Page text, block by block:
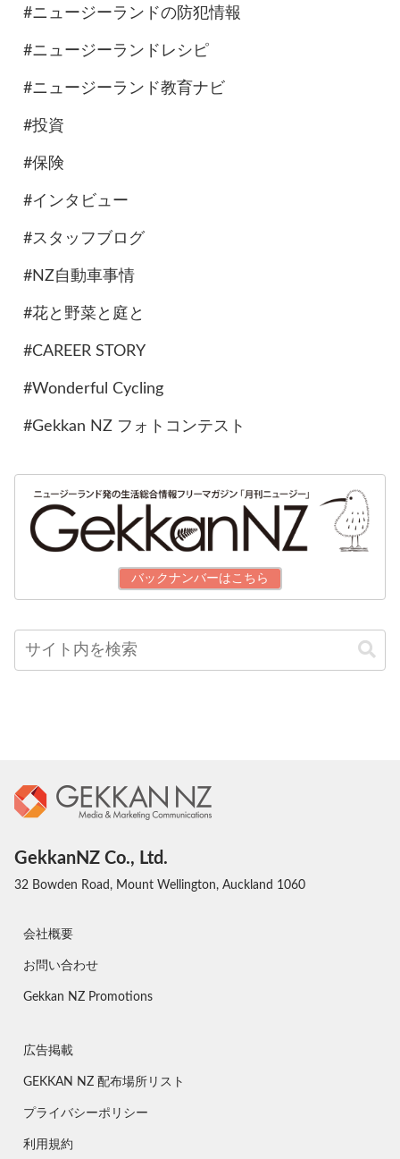
#ニュージーランドの防犯情報
#ニュージーランドレシピ
#ニュージーランド教育ナビ
#投資
#保険
#インタビュー
#スタッフブログ
#NZ自動車事情
#花と野菜と庭と
#CAREER STORY
#Wonderful Cycling
#Gekkan NZ フォトコンテスト
バックナンバーはこちら
GekkanNZ Co., Ltd.
32 Bowden Road, Mount Wellington, Auckland 1060
会社概要
お問い合わせ
Gekkan NZ Promotions
広告掲載
GEKKAN NZ 配布場所リスト
プライバシーポリシー
利用規約